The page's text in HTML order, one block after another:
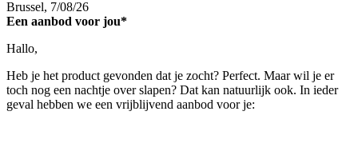
Brussel, 7/08/26
Een aanbod voor jou*
Hallo,
Heb je het product gevonden dat je zocht? Perfect. Maar wil je er
toch nog een nachtje over slapen? Dat kan natuurlijk ook. In ieder
geval hebben we een vrijblijvend aanbod voor je: